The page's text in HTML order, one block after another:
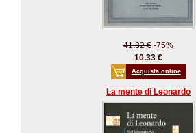
41.32 € -75%
10.33 €
Acquista online
La mente di Leonardo